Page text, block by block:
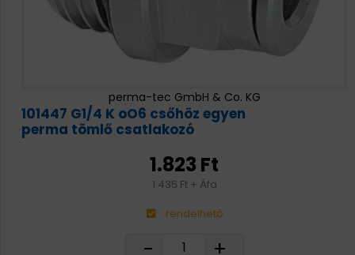
perma-tec GmbH & Co. KG
101447 G1/4 K oO6 csőhöz egyen
perma tömlő csatlakozó
1.823 Ft
1.435 Ft + Áfa
rendelhető
- +